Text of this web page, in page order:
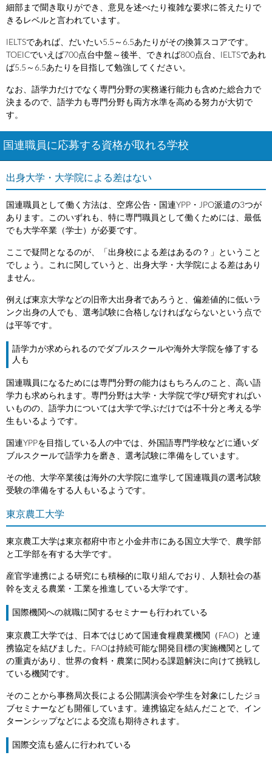
細部まで聞き取りができ、意見を述べたり複雑な要求に答えたりで
きるレベルと言われています。
IELTSであれば、だいたい5.5～6.5あたりがその換算スコアです。
TOEICでいえば700点台中盤～後半、できれば800点台、IELTSであれ
ば5.5～6.5あたりを目指して勉強してください。
なお、語学力だけでなく専門分野の実務遂行能力も含めた総合力で
決まるので、語学力も専門分野も両方水準を高める努力が大切で
す。
国連職員に応募する資格が取れる学校
出身大学・大学院による差はない
国連職員として働く方法は、空席公告・国連YPP・JPO派遣の3つが
あります。このいずれも、特に専門職員として働くためには、最低
でも大学卒業（学士）が必要です。
ここで疑問となるのが、「出身校による差はあるの？」ということ
でしょう。これに関していうと、出身大学・大学院による差はあり
ません。
例えば東京大学などの旧帝大出身者であろうと、偏差値的に低いラ
ンク出身の人でも、選考試験に合格しなければならないという点で
は平等です。
語学力が求められるのでダブルスクールや海外大学院を修了する
人も
国連職員になるためには専門分野の能力はもちろんのこと、高い語
学力も求められます。専門分野は大学・大学院で学び研究すればい
いものの、語学力については大学で学ぶだけでは不十分と考える学
生もいるようです。
国連YPPを目指している人の中では、外国語専門学校などに通いダ
ブルスクールで語学力を磨き、選考試験に準備をしています。
その他、大学卒業後は海外の大学院に進学して国連職員の選考試験
受験の準備をする人もいるようです。
東京農工大学
東京農工大学は東京都府中市と小金井市にある国立大学で、農学部
と工学部を有する大学です。
産官学連携による研究にも積極的に取り組んでおり、人類社会の基
幹を支える農業・工業を推進している大学です。
国際機関への就職に関するセミナーも行われている
東京農工大学では、日本ではじめて国連食糧農業機関（FAO）と連
携協定を結びました。FAOは持続可能な開発目標の実施機関として
の重責があり、世界の食料・農業に関わる課題解決に向けて挑戦し
ている機関です。
そのことから事務局次長による公開講演会や学生を対象にしたジョ
ブセミナーなども開催しています。連携協定を結んだことで、イン
ターンシップなどによる交流も期待されます。
国際交流も盛んに行われている